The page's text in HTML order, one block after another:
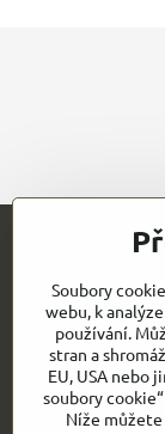
CHEFWORKS /
Milady
CZ- PRAHA 7
Soubory
webu, k
používání.
stran a
EU, USA nebo
soubory
Níže